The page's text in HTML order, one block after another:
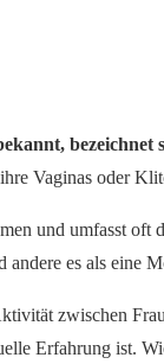
Vaginas oder
und umfasst
es als eine
zwischen
Erfahrung ist.